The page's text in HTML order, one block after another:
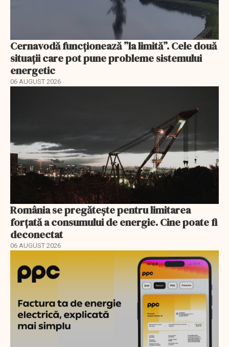
Cernavodă funcționează ”la limită”. Cele două
situații care pot pune probleme sistemului
energetic
06 AUGUST 2026
România se pregătește pentru limitarea
forțată a consumului de energie. Cine poate fi
deconectat
06 AUGUST 2026